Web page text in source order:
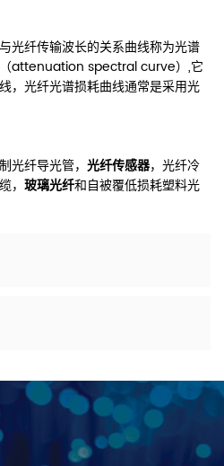
光纤传输波长的关系曲线称为光谱
（attenuation spectral curve）,它
，光纤光谱损耗曲线通常是采用光
光纤导光管， 光纤传感器，光纤冷
缆， 玻璃光纤和自被覆低损耗塑料光